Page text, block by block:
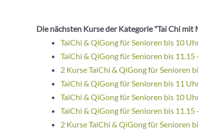
Die nächsten Kurse der Kategorie "Tai Chi mit
TaiChi & QiGong für Senioren bis 10
TaiChi & QiGong für Senioren bis 11.15
2 Kurse TaiChi & QiGong für Senioren
TaiChi & QiGong für Senioren bis 11
TaiChi & QiGong für Senioren bis 10
TaiChi & QiGong für Senioren bis 11.15
2 Kurse TaiChi & QiGong für Senioren